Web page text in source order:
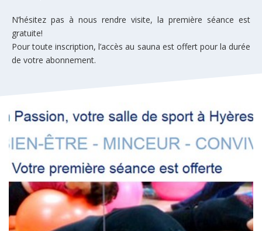
N’hésitez pas à nous rendre visite, la première séance est
gratuite!
Pour toute inscription, l’accès au sauna est offert pour la durée
de votre abonnement.